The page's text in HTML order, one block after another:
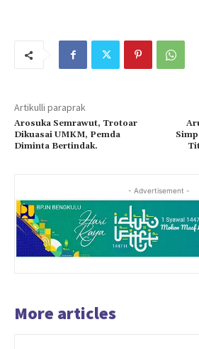
Artikulli paraprak
Arosuka Semrawut, Trotoar
Dikuasai UMKM, Pemda
Diminta Bertindak.
- Advertisement -
More articles